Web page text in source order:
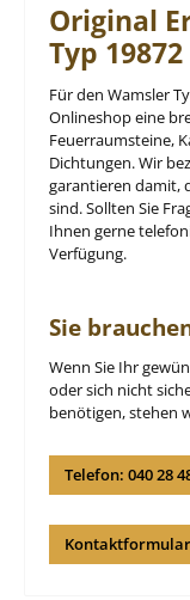
Original
Typ
Für den Wamsler
Onlineshop eine
Feuerraumsteine,
Dichtungen. Wir
garantieren damit,
sind. Sollten Sie
Ihnen gerne
Verfügung.
Sie
Wenn Sie Ihr
oder sich nicht
benötigen, stehen
Telefon: 040 28
Kontaktformular